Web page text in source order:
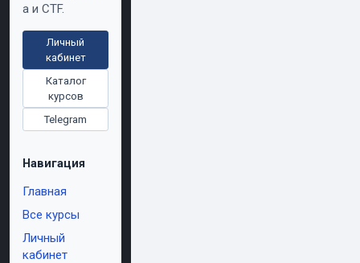
а и CTF.
Личный
кабинет
Каталог
курсов
Telegram
Навигация
Главная
Все курсы
Личный
кабинет